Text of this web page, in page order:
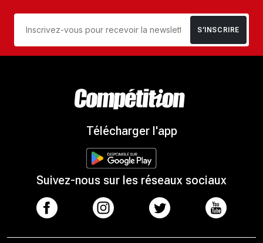
S’INSCRIRE
Télécharger l'app
Suivez-nous sur les réseaux sociaux